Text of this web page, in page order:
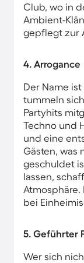
Club, wo in
Ambient-
gepflegt zur
4. Arrogance
Der Name
tummeln
Partyhits
Techno und
und eine
Gästen, was
geschuldet
lassen,
Atmosphäre.
bei
5. Geführter
Wer sich